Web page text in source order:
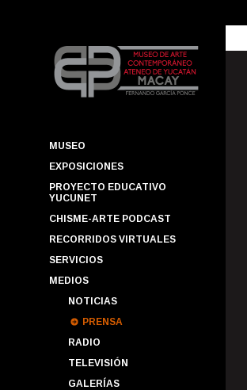
MUSEO
EXPOSICIONES
PROYECTO EDUCATIVO
YUCUNET
CHISME-ARTE PODCAST
RECORRIDOS VIRTUALES
SERVICIOS
MEDIOS
NOTICIAS
PRENSA
RADIO
TELEVISIÓN
GALERÍAS